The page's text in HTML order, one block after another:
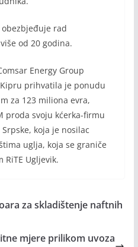
obezbjeđuje rad
od 20 godina.
Energy Group
prihvatila je ponudu
za 123 miliona evra,
proda svoju kćerka-firmu
koja je nosilac
uglja, koja se graniče
RiTE Ugljevik.
za skladištenje naftnih
mjere prilikom uvoza